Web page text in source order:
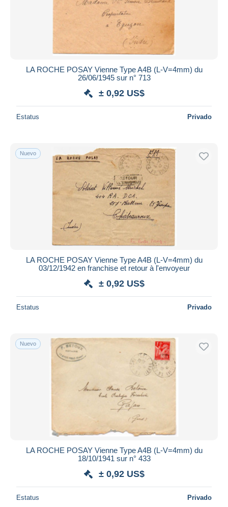
LA ROCHE POSAY Vienne Type A4B (L-V=4mm) du
26/06/1945 sur n° 713
± 0,92 US$
Estatus Privado
Nuevo
LA ROCHE POSAY Vienne Type A4B (L-V=4mm) du
03/12/1942 en franchise et retour à l'envoyeur
± 0,92 US$
Estatus Privado
Nuevo
LA ROCHE POSAY Vienne Type A4B (L-V=4mm) du
18/10/1941 sur n° 433
± 0,92 US$
Estatus Privado